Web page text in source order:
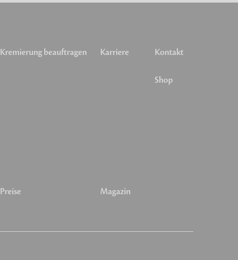
Kremierung beauftragen
Preise
Karriere
Magazin
Kontakt
Shop